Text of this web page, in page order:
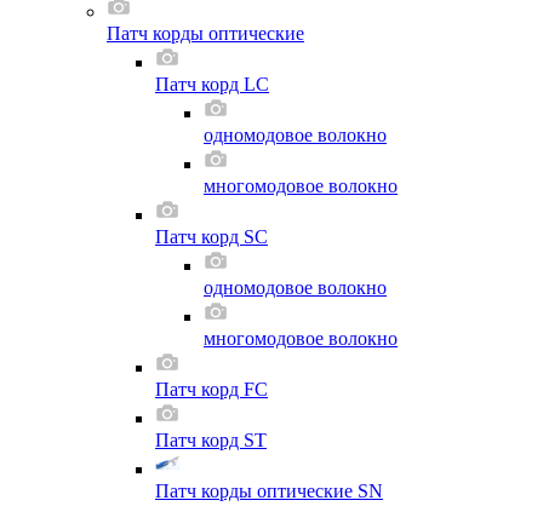
Патч корды оптические
Патч корд LC
одномодовое волокно
многомодовое волокно
Патч корд SC
одномодовое волокно
многомодовое волокно
Патч корд FC
Патч корд ST
Патч корды оптические SN